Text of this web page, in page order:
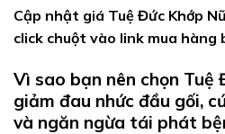
Cập nhật giá Tuệ Đức Khớp
click chuột vào link mua hàng
Vì sao bạn nên chọn Tuệ
giảm đau nhức đầu gối,
và ngăn ngừa tái phát